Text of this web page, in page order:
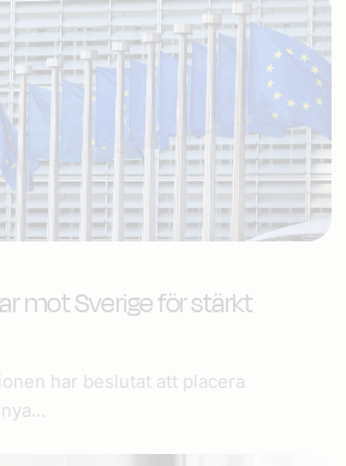
mot Sverige för stärkt
har beslutat att placera